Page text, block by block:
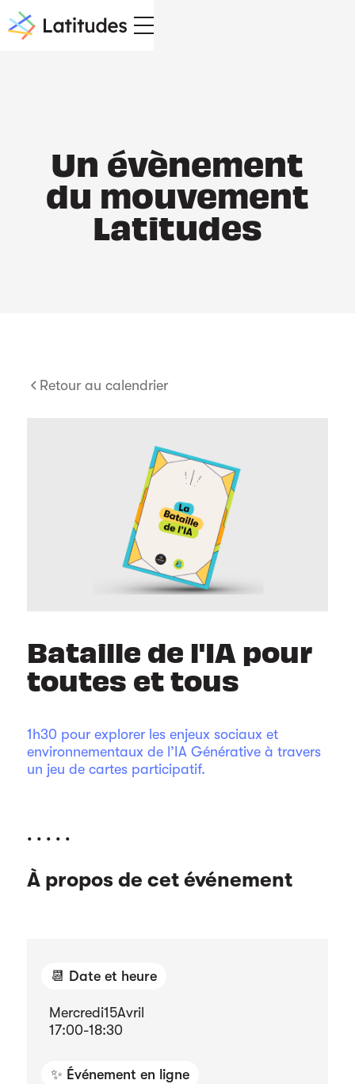
Un évènement
du mouvement
Latitudes
Retour au calendrier
Bataille de l'IA pour
toutes et tous
1h30 pour explorer les enjeux sociaux et
environnementaux de l’IA Générative à travers
un jeu de cartes participatif.
. . . . .
À propos de cet événement
📆 Date et heure
Mercredi15Avril
17:00-18:30
✨ Événement en ligne